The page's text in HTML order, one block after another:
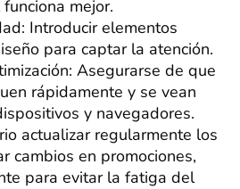
mejor.
Introducir elementos
para captar la atención.
Asegurarse de que
rápidamente y se vean
y navegadores.
actualizar regularmente los
cambios en promociones,
para evitar la fatiga del